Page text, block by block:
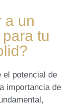
a un
tu
el potencial de
importancia⁣ de